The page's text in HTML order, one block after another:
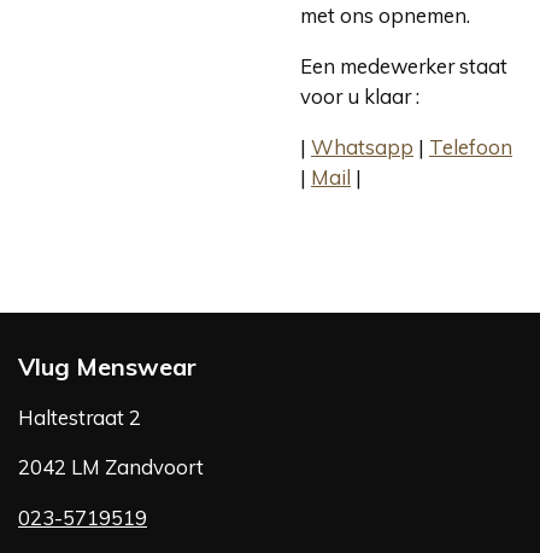
met ons opnemen.
Een medewerker staat
voor u klaar :
| Whatsapp | Telefoon
| Mail |
Vlug Menswear
Haltestraat 2
2042 LM Zandvoort
023-5719519